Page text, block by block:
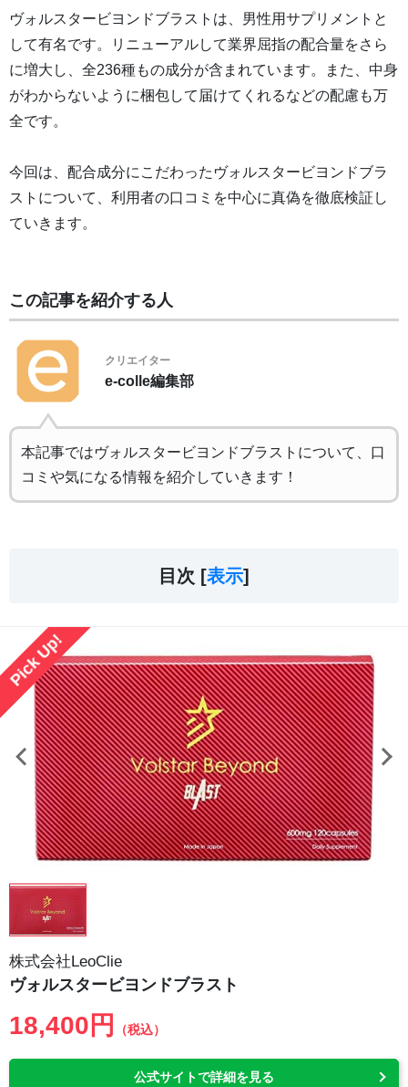
ヴォルスタービヨンドブラストは、男性用サプリメントと
して有名です。リニューアルして業界屈指の配合量をさら
に増大し、全236種もの成分が含まれています。また、中身
がわからないように梱包して届けてくれるなどの配慮も万
全です。
今回は、配合成分にこだわったヴォルスタービヨンドブラ
ストについて、利用者の口コミを中心に真偽を徹底検証し
ていきます。
この記事を紹介する人
クリエイター
e-colle編集部
本記事ではヴォルスタービヨンドブラストについて、口
コミや気になる情報を紹介していきます！
目次 [表示]
Pick Up!
株式会社LeoClie
ヴォルスタービヨンドブラスト
18,400円 （税込）
公式サイトで詳細を見る